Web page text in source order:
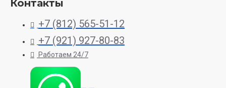
Контакты
+7 (812) 565-51-12
+7 (921) 927-80-83
Работаем 24/7